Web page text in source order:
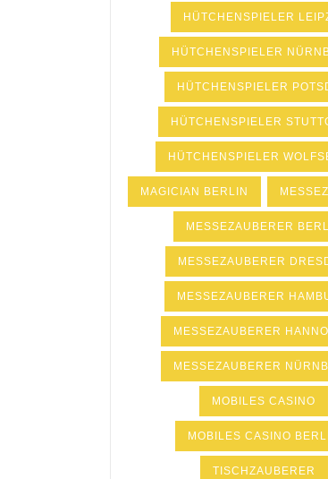
HÜTCHENSPIELER
HÜTCHENSPIELER
HÜTCHENSPIELER
HÜTCHENSPIELER
HÜTCHENSPIELER
MAGICIAN BERLIN
MESSEZAUBERER
MESSEZAUBERER
MESSEZAUBERER
MESSEZAUBERER
MESSEZAUBERER
MOBILES CASINO
MOBILES CASINO
TISCHZAUBERER